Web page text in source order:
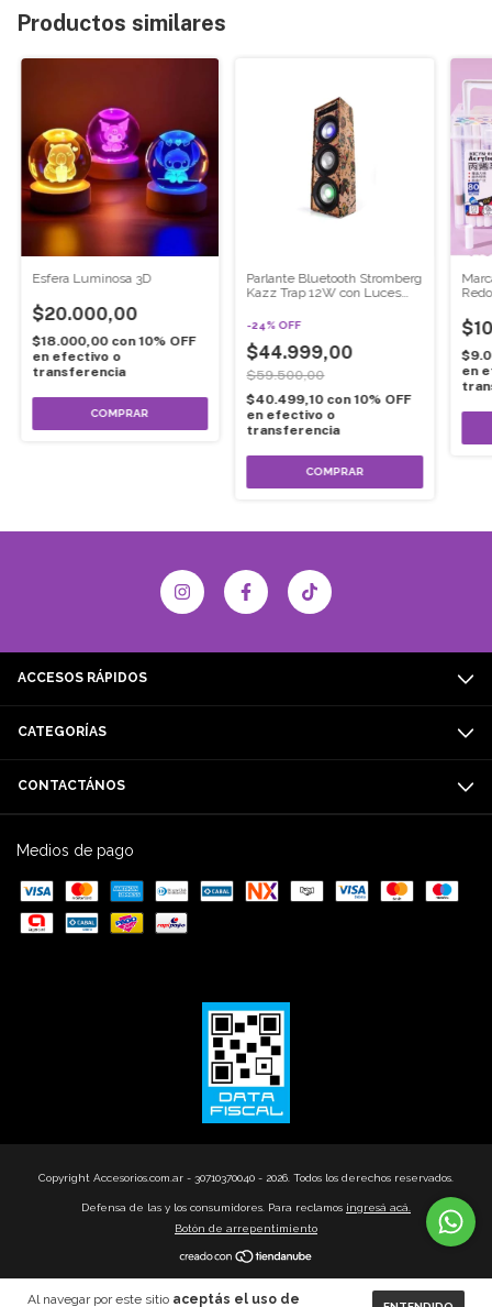
Al navegar por este sitio aceptás el uso de
Productos similares
Esfera Luminosa 3D
$20.000,00
$18.000,00 con 10% OFF
en efectivo o
transferencia
COMPRAR
Parlante Bluetooth Stromberg
Kazz Trap 12W con Luces
-24%OFF
$44.999,00
$59.500,00
$40.499,10 con 10% OFF
en efectivo o
transferencia
en
ACCESOS RÁPIDOS
CATEGORÍAS
CONTACTÁNOS
Medios de pago
Copyright Accesorios.com.ar - 30710370040 - 2026. Todos los derechos reservados.
Defensa de las y los consumidores. Para reclamos ingresá acá.
Botón de arrepentimiento